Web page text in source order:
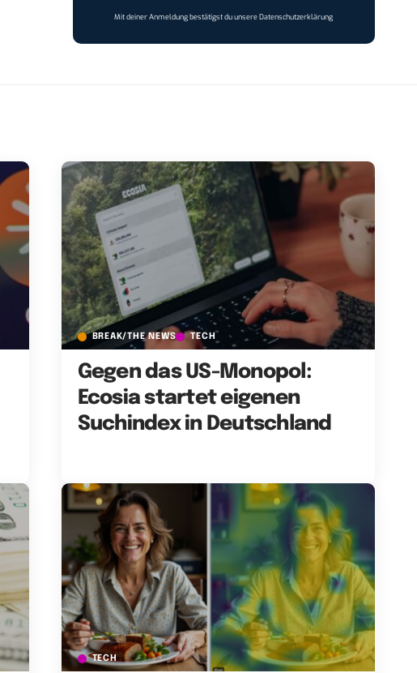
Mit deiner Anmeldung bestätigst du unsereDatenschutzerklärung
BREAK/THE NEWS TECH
Gegen das US-Monopol:
Ecosia startet eigenen
Suchindex in Deutschland
TECH